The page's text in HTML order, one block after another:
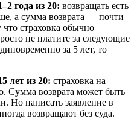
года из 20: возвращать есть
а сумма возврата — почти
что страховка обычно
не платите за следующие
за 5 лет, то
лет из 20: страховка на
Сумма возврата может быть
Но написать заявление в
возвращают без суда.